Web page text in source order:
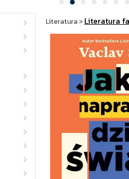
Literatura>Literatura